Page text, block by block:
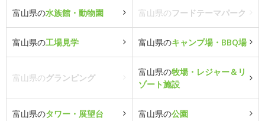
富山県の水族館・動物園 富山県のフードテーマパーク
富山県の工場見学 富山県のキャンプ場・BBQ場
富山県のグランピング
富山県の牧場・レジャー＆リ
ゾート施設
富山県のタワー・展望台 富山県の公園